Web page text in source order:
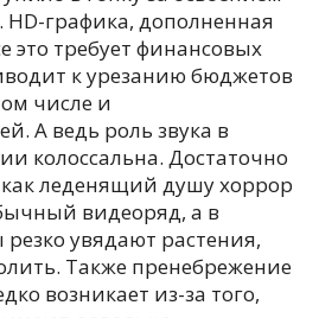
графика, дополненная
это требует финансовых
к урезанию бюджетов
числе и
А ведь роль звука в
колоссальна. Достаточно
как леденящий душу хоррор
видеоряд, а в
увядают растения,
Также пренебрежение
возникает из-за того,